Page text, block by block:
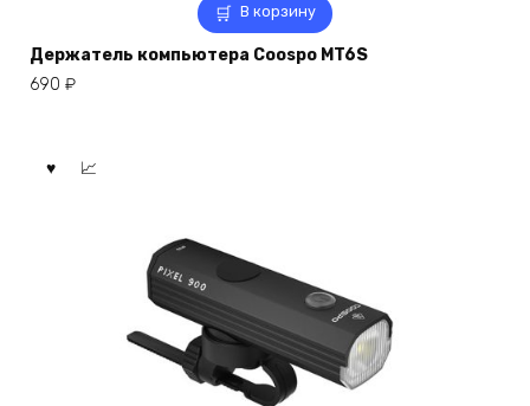
В корзину
Держатель компьютера Coospo MT6S
690 ₽